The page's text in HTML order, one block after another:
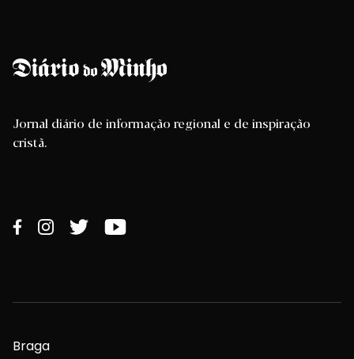
Jornal diário de informação regional e de inspiração
cristã.
Braga